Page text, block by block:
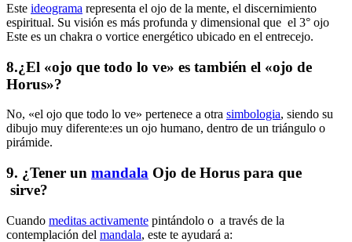
Este ideograma representa el ojo de la mente, el discernimiento
espiritual. Su visión es más profunda y dimensional que el 3° ojo
Este es un chakra o vortice energético ubicado en el entrecejo.
8.¿El «ojo que todo lo ve» es también el «ojo de
Horus»?
No, «el ojo que todo lo ve» pertenece a otra simbologia, siendo su
dibujo muy diferente:es un ojo humano, dentro de un triángulo o
pirámide.
9. ¿Tener un mandala Ojo de Horus para que
sirve?
Cuando meditas activamente pintándolo o a través de la
contemplación del mandala, este te ayudará a: